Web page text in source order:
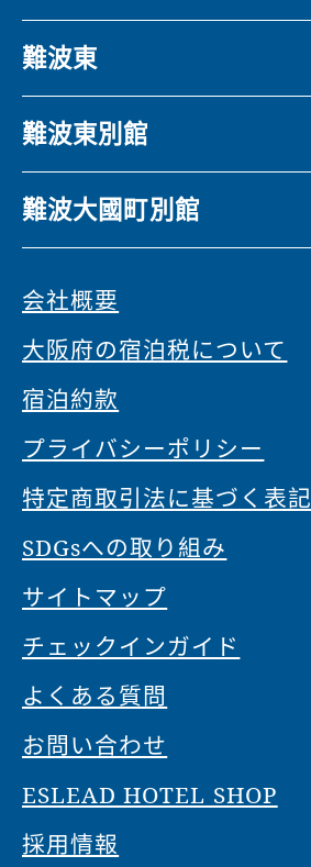
難波東
難波東別館
難波大國町別館
会社概要
大阪府の宿泊税について
宿泊約款
プライバシーポリシー
特定商取引法に基づく表記
SDGsへの取り組み
サイトマップ
チェックインガイド
よくある質問
お問い合わせ
ESLEAD HOTEL SHOP
採用情報